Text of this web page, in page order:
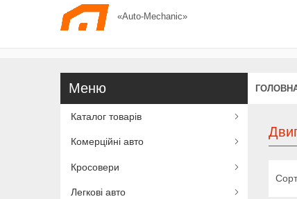
«Auto-Mechanic»
Каталог товарів
Комерційні авто
Кросовери
Легкові авто